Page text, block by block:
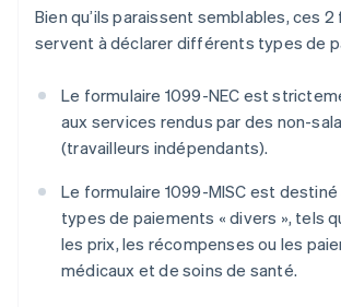
Bien qu’ils paraissent semblables, ces
servent à déclarer différents types de
Le formulaire 1099-NEC est
aux services rendus par des non-
(travailleurs indépendants).
Le formulaire 1099-MISC est destiné
types de paiements « divers », tels
les prix, les récompenses ou les
médicaux et de soins de santé.